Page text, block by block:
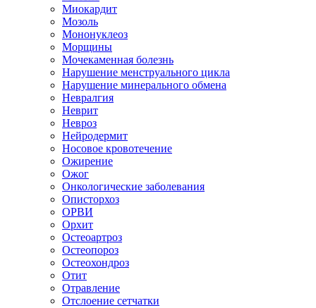
Миокардит
Мозоль
Мононуклеоз
Морщины
Мочекаменная болезнь
Нарушение менструального цикла
Нарушение минерального обмена
Невралгия
Неврит
Невроз
Нейродермит
Носовое кровотечение
Ожирение
Ожог
Онкологические заболевания
Описторхоз
ОРВИ
Орхит
Остеоартроз
Остеопороз
Остеохондроз
Отит
Отравление
Отслоение сетчатки